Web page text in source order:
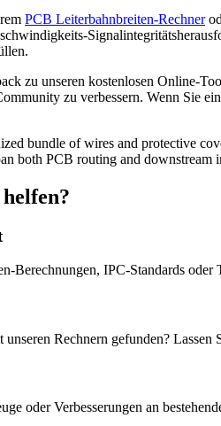
PCB Leiterbahnbreiten-Rechner
zu unseren kostenlosen Online-
zu verbessern. Wenn Sie
bundle of wires and protective
both PCB routing and downstream
Berechnungen, IPC-Standards oder
Rechnern gefunden? Lassen
oder Verbesserungen an